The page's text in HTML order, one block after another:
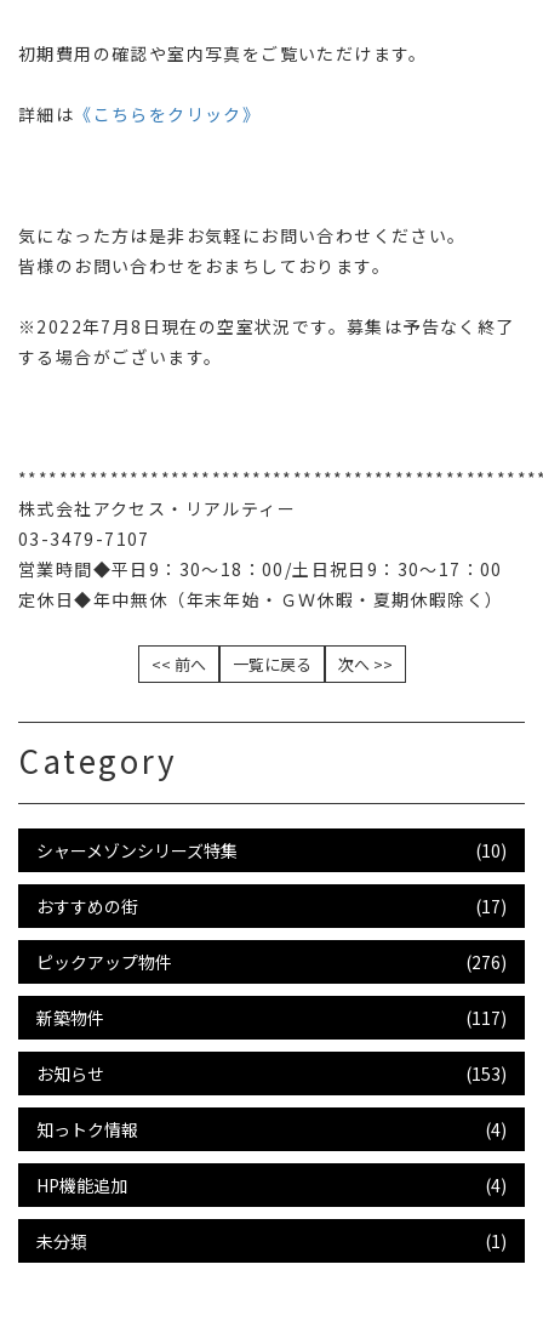
初期費用の確認や室内写真をご覧いただけます。
詳細は 《こちらをクリック》
気になった方は是非お気軽にお問い合わせください。
皆様のお問い合わせをおまちしております。
※2022年7月8日現在の空室状況です。募集は予告なく終了
する場合がございます。
株式会社アクセス・リアルティー
03-3479-7107
営業時間◆平日9：30～18：00/土日祝日9：30～17：00
定休日◆年中無休（年末年始・ＧＷ休暇・夏期休暇除く）
<< 前へ 一覧に戻る 次へ >>
Category
シャーメゾンシリーズ特集 (10)
おすすめの街 (17)
ピックアップ物件 (276)
新築物件 (117)
お知らせ (153)
知っトク情報 (4)
HP機能追加 (4)
未分類 (1)